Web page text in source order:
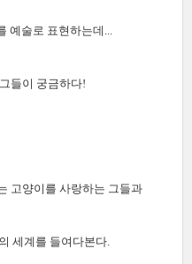
예술로 표현하는데...
들이 궁금하다!
고양이를 사랑하는 그들과
세계를 들여다본다.